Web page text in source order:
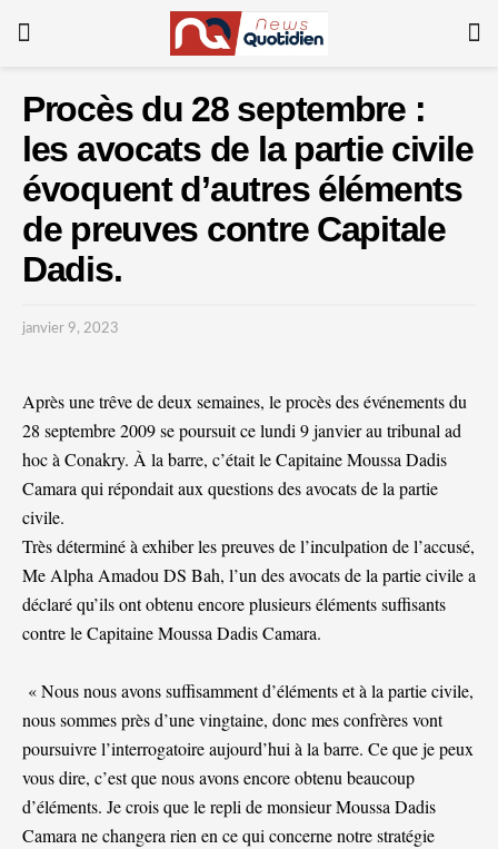
Procès du 28 septembre :
les avocats de la partie civile
évoquent d’autres éléments
de preuves contre Capitale
Dadis.
janvier 9, 2023
Après une trêve de deux semaines, le procès des événements du
28 septembre 2009 se poursuit ce lundi 9 janvier au tribunal ad
hoc à Conakry. À la barre, c’était le Capitaine Moussa Dadis
Camara qui répondait aux questions des avocats de la partie
civile.
Très déterminé à exhiber les preuves de l’inculpation de l’accusé,
Me Alpha Amadou DS Bah, l’un des avocats de la partie civile a
déclaré qu’ils ont obtenu encore plusieurs éléments suffisants
contre le Capitaine Moussa Dadis Camara.
« Nous nous avons suffisamment d’éléments et à la partie civile,
nous sommes près d’une vingtaine, donc mes confrères vont
poursuivre l’interrogatoire aujourd’hui à la barre. Ce que je peux
vous dire, c’est que nous avons encore obtenu beaucoup
d’éléments. Je crois que le repli de monsieur Moussa Dadis
Camara ne changera rien en ce qui concerne notre stratégie